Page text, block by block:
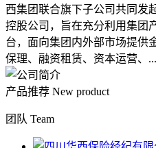
西集团联合旗下子公司共同发
控股公司，旨在充分利用集团
台，面向集团内外部市场提供
保理、融资租赁、资本运营、...
产品推荐 New product
团队 Team